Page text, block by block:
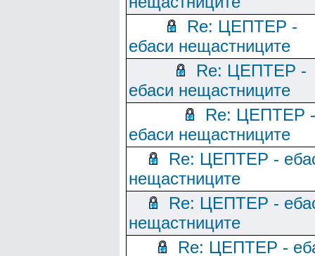
Re: ЦЕПТЕР -
ебаси нещастниците
Re: ЦЕПТЕР -
ебаси нещастниците
Re: ЦЕПТЕР -
ебаси нещастниците
Re: ЦЕПТЕР -
нещастниците
Re: ЦЕПТЕР -
нещастниците
Re: ЦЕПТЕР -